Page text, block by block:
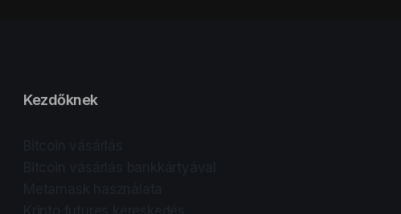
Kezdőknek